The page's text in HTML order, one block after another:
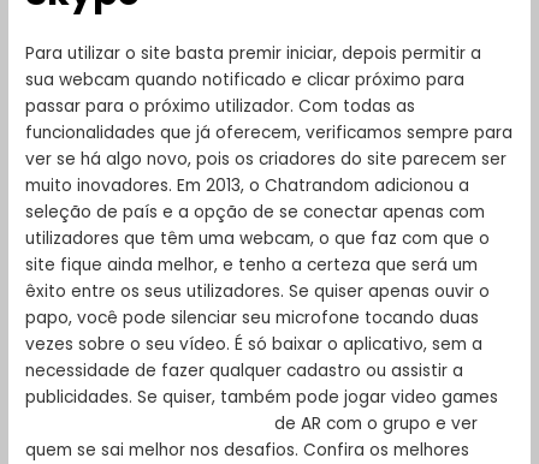
Para utilizar o site basta premir iniciar, depois permitir a
sua webcam quando notificado e clicar próximo para
passar para o próximo utilizador. Com todas as
funcionalidades que já oferecem, verificamos sempre para
ver se há algo novo, pois os criadores do site parecem ser
muito inovadores. Em 2013, o Chatrandom adicionou a
seleção de país e a opção de se conectar apenas com
utilizadores que têm uma webcam, o que faz com que o
site fique ainda melhor, e tenho a certeza que será um
êxito entre os seus utilizadores. Se quiser apenas ouvir o
papo, você pode silenciar seu microfone tocando duas
vezes sobre o seu vídeo. É só baixar o aplicativo, sem a
necessidade de fazer qualquer cadastro ou assistir a
publicidades. Se quiser, também pode jogar video games
de AR com o grupo e ver
quem se sai melhor nos desafios. Confira os melhores